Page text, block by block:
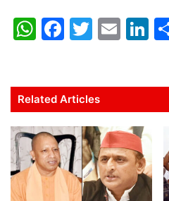
W
s
A
p
p
F
e
b
o
o
k
T
er
E
l
Li
e
dI
n
Related Articles